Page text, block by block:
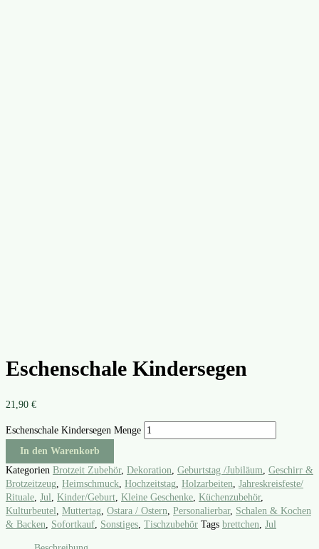
Eschenschale Kindersegen
21,90 €
Eschenschale Kindersegen Menge
In den Warenkorb
Kategorien Brotzeit Zubehör, Dekoration, Geburtstag /Jubiläum, Geschirr &
Brotzeitzeug, Heimschmuck, Hochzeitstag, Holzarbeiten, Jahreskreisfeste/
Rituale, Jul, Kinder/Geburt, Kleine Geschenke, Küchenzubehör,
Kulturbeutel, Muttertag, Ostara / Ostern, Personalierbar, Schalen & Kochen
& Backen, Sofortkauf, Sonstiges, Tischzubehör Tags brettchen, Jul